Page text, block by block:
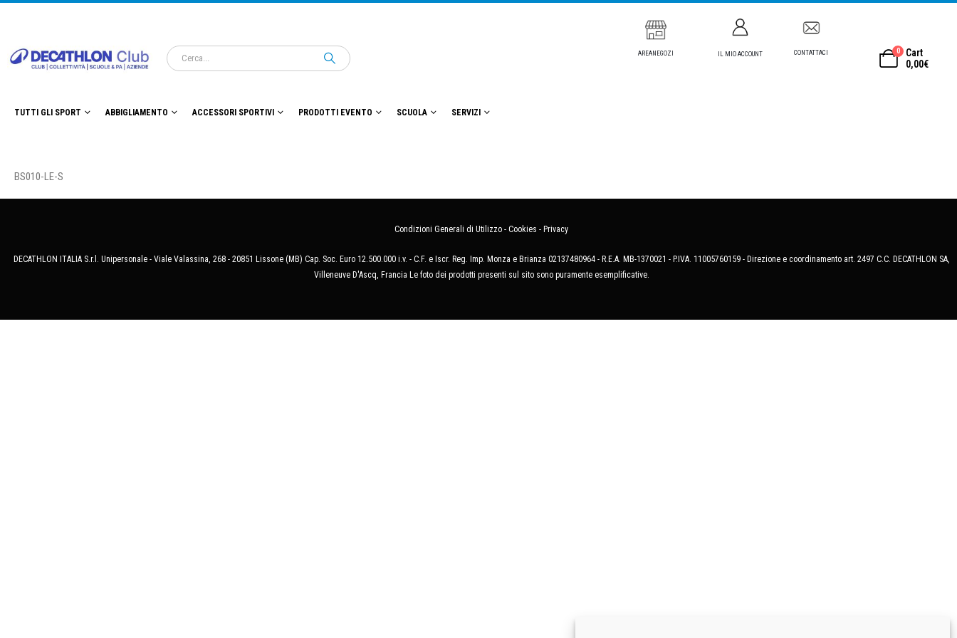
AREANEGOZI IL MIO ACCOUNT CONTATTACI 0
Cart
0,00€
TUTTI GLI SPORT ABBIGLIAMENTO ACCESSORI SPORTIVI PRODOTTI EVENTO SCUOLA SERVIZI
BS010-LE-S
Condizioni Generali di Utilizzo - Cookies - Privacy
DECATHLON ITALIA S.r.l. Unipersonale - Viale Valassina, 268 - 20851 Lissone (MB) Cap. Soc. Euro 12.500.000 i.v. - C.F. e Iscr. Reg. Imp. Monza e Brianza 02137480964 - R.E.A. MB-1370021 - P.IVA. 11005760159 - Direzione e coordinamento art. 2497 C.C. DECATHLON SA,
Villeneuve D'Ascq, Francia Le foto dei prodotti presenti sul sito sono puramente esemplificative.